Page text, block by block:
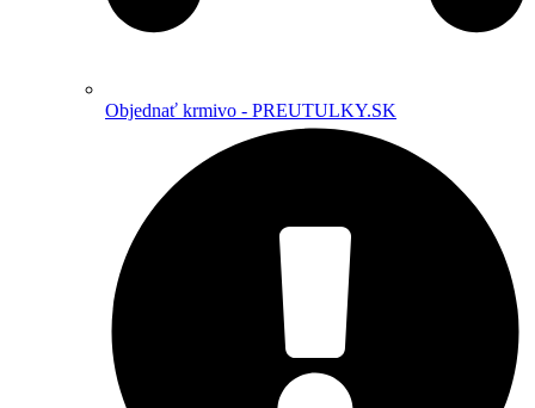
Objednať krmivo - PREUTULKY.SK